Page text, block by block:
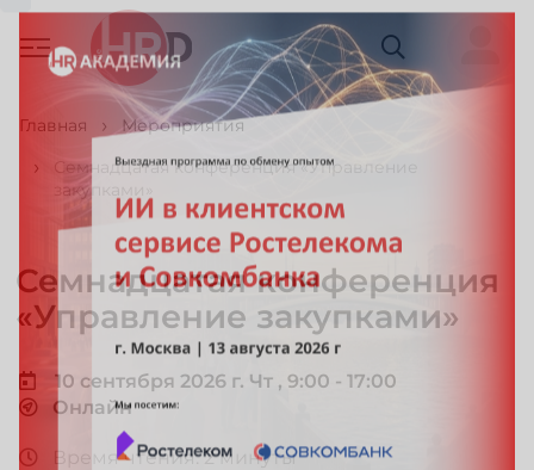
Главная
Мероприятия
Семнадцатая конференция «Управление
закупками»
Семнадцатая конференция
«Управление закупками»
10 сентября 2026 г. Чт , 9:00 - 17:00
Онлайн
Время чтения: 2 минуты